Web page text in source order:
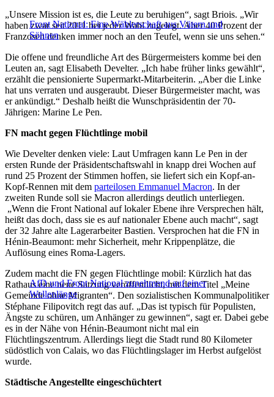
Front National: Eine Wählerschaft aus Vätern und
Söhnen
„Unsere Mission ist es, die Leute zu beruhigen“, sagt Briois. „Wir
haben zwar seit 2011 bei jeder Wahl zugelegt. Aber 40 Prozent der
Franzosen denken immer noch an den Teufel, wenn sie uns sehen.“
Die offene und freundliche Art des Bürgermeisters komme bei den
Leuten an, sagt Elisabeth Develter. „Ich habe früher links gewählt“,
erzählt die pensionierte Supermarkt-Mitarbeiterin. „Aber die Linke
hat uns verraten und ausgeraubt. Dieser Bürgermeister macht, was
er ankündigt.“ Deshalb heißt die Wunschpräsidentin der 70-
Jährigen: Marine Le Pen.
FN macht gegen Flüchtlinge mobil
Wie Develter denken viele: Laut Umfragen kann Le Pen in der
ersten Runde der Präsidentschaftswahl in knapp drei Wochen auf
rund 25 Prozent der Stimmen hoffen, sie liefert sich ein Kopf-an-
Kopf-Rennen mit dem parteilosen Emmanuel Macron. In der
zweiten Runde soll sie Macron allerdings deutlich unterliegen.
„Wenn die Front National auf lokaler Ebene ihre Versprechen hält,
heißt das doch, dass sie es auf nationaler Ebene auch macht“, sagt
der 32 Jahre alte Lagerarbeiter Bastien. Versprochen hat die FN in
Hénin-Beaumont: mehr Sicherheit, mehr Krippenplätze, die
Auflösung eines Roma-Lagers.
AfD und Front National zunehmend auf einer
Wellenlänge
Zudem macht die FN gegen Flüchtlinge mobil: Kürzlich hat das
Rathaus eine neue Satzung veröffentlicht, mit dem Titel „Meine
Gemeinde ohne Migranten“. Den sozialistischen Kommunalpolitiker
Stéphane Filipovitch regt das auf. „Das ist typisch für Populisten,
Ängste zu schüren, um Anhänger zu gewinnen“, sagt er. Dabei gebe
es in der Nähe von Hénin-Beaumont nicht mal ein
Flüchtlingszentrum. Allerdings liegt die Stadt rund 80 Kilometer
südöstlich von Calais, wo das Flüchtlingslager im Herbst aufgelöst
wurde.
Städtische Angestellte eingeschüchtert